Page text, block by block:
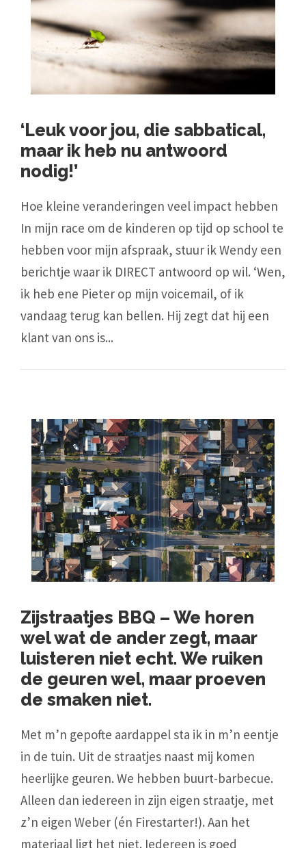
‘Leuk voor jou, die sabbatical,
maar ik heb nu antwoord
nodig!’
Hoe kleine veranderingen veel impact hebben
In mijn race om de kinderen op tijd op school te
hebben voor mijn afspraak, stuur ik Wendy een
berichtje waar ik DIRECT antwoord op wil. ‘Wen,
ik heb ene Pieter op mijn voicemail, of ik
vandaag terug kan bellen. Hij zegt dat hij een
klant van ons is...
Zijstraatjes BBQ – We horen
wel wat de ander zegt, maar
luisteren niet echt. We ruiken
de geuren wel, maar proeven
de smaken niet.
Met m’n gepofte aardappel sta ik in m’n eentje
in de tuin. Uit de straatjes naast mij komen
heerlijke geuren. We hebben buurt-barbecue.
Alleen dan iedereen in zijn eigen straatje, met
z’n eigen Weber (én Firestarter!). Aan het
materiaal ligt het niet. Iedereen is goed